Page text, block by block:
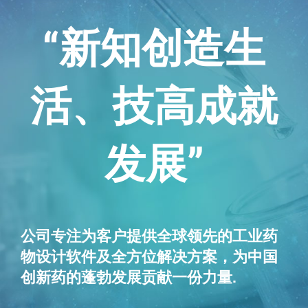
“新知创造生
活、技高成就
发展”
公司专注为客户提供全球领先的工业药
物设计软件及全方位解决方案，为中国
创新药的蓬勃发展贡献一份力量.